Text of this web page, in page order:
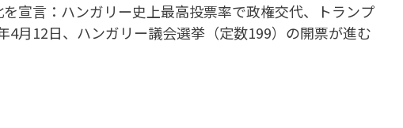
宣言：ハンガリー史上最高投票率で政権交代、トランプ
4月12日、ハンガリー議会選挙（定数199）の開票が進む